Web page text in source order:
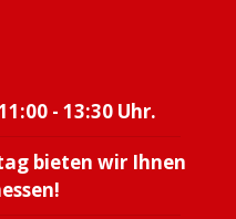
- 13:30 Uhr.
bieten wir Ihnen